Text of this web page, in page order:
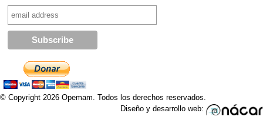
© Copyright 2026 Opemam. Todos los derechos reservados.
Diseño y desarrollo web: